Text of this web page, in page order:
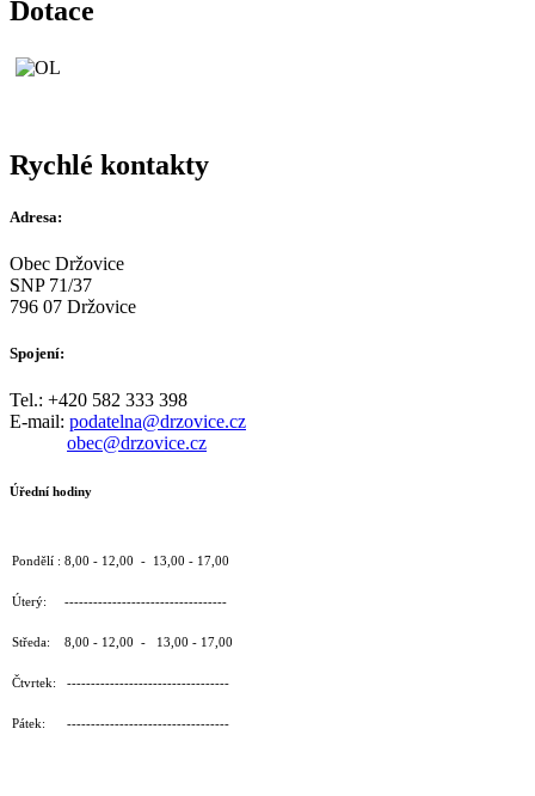
Dotace
Rychlé kontakty
Adresa:
Obec Držovice
SNP 71/37
796 07 Držovice
Spojení:
Tel.: +420 582 333 398
E-mail: podatelna@drzovice.cz
obec@drzovice.cz
Úřední hodiny
Pondělí : 8,00 - 12,00 - 13,00 - 17,00
Úterý: ----------------------------------
Středa: 8,00 - 12,00 - 13,00 - 17,00
Čtvrtek: ----------------------------------
Pátek: ----------------------------------